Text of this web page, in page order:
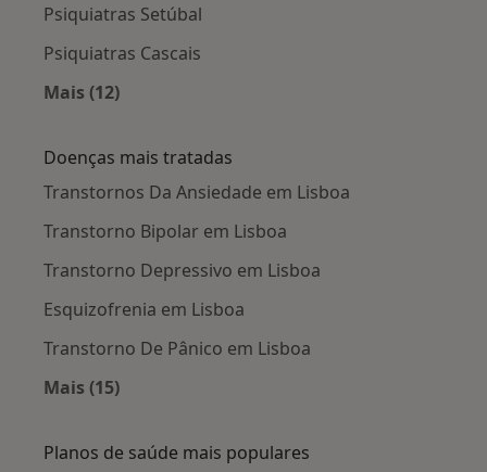
Psiquiatras Setúbal
Psiquiatras Cascais
Mais (12)
Doenças mais tratadas
Transtornos Da Ansiedade em Lisboa
Transtorno Bipolar em Lisboa
Transtorno Depressivo em Lisboa
Esquizofrenia em Lisboa
Transtorno De Pânico em Lisboa
Mais (15)
Planos de saúde mais populares